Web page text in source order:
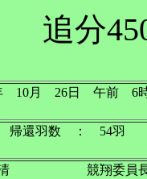
追分
10月 26日 午
還羽数 ： 54
清 競翔委